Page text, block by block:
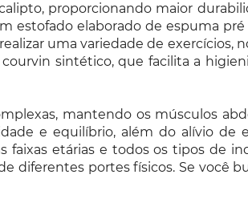
proporcionando maior
estofado elaborado de espuma pré
uma variedade de exercícios,
sintético, que facilita a
mantendo os músculos
e equilíbrio, além do alívio de
faixas etárias e todos os tipos de
diferentes portes físicos. Se você